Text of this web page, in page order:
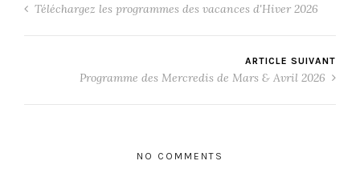
Téléchargez les programmes des vacances d'Hiver 2026
ARTICLE SUIVANT
Programme des Mercredis de Mars & Avril 2026
NO COMMENTS